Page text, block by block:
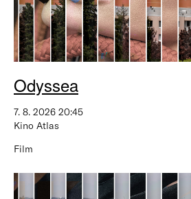
Odyssea
7. 8. 2026 20:45
Kino Atlas
Film